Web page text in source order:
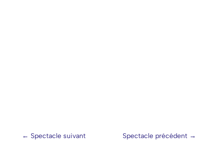
← Spectacle suivant Spectacle précédent →